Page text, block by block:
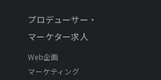
プロデューサー・
マーケター求人
Web企画
マーケティング